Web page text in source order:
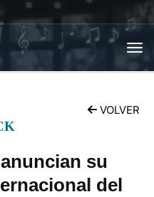
VOLVER
su
del